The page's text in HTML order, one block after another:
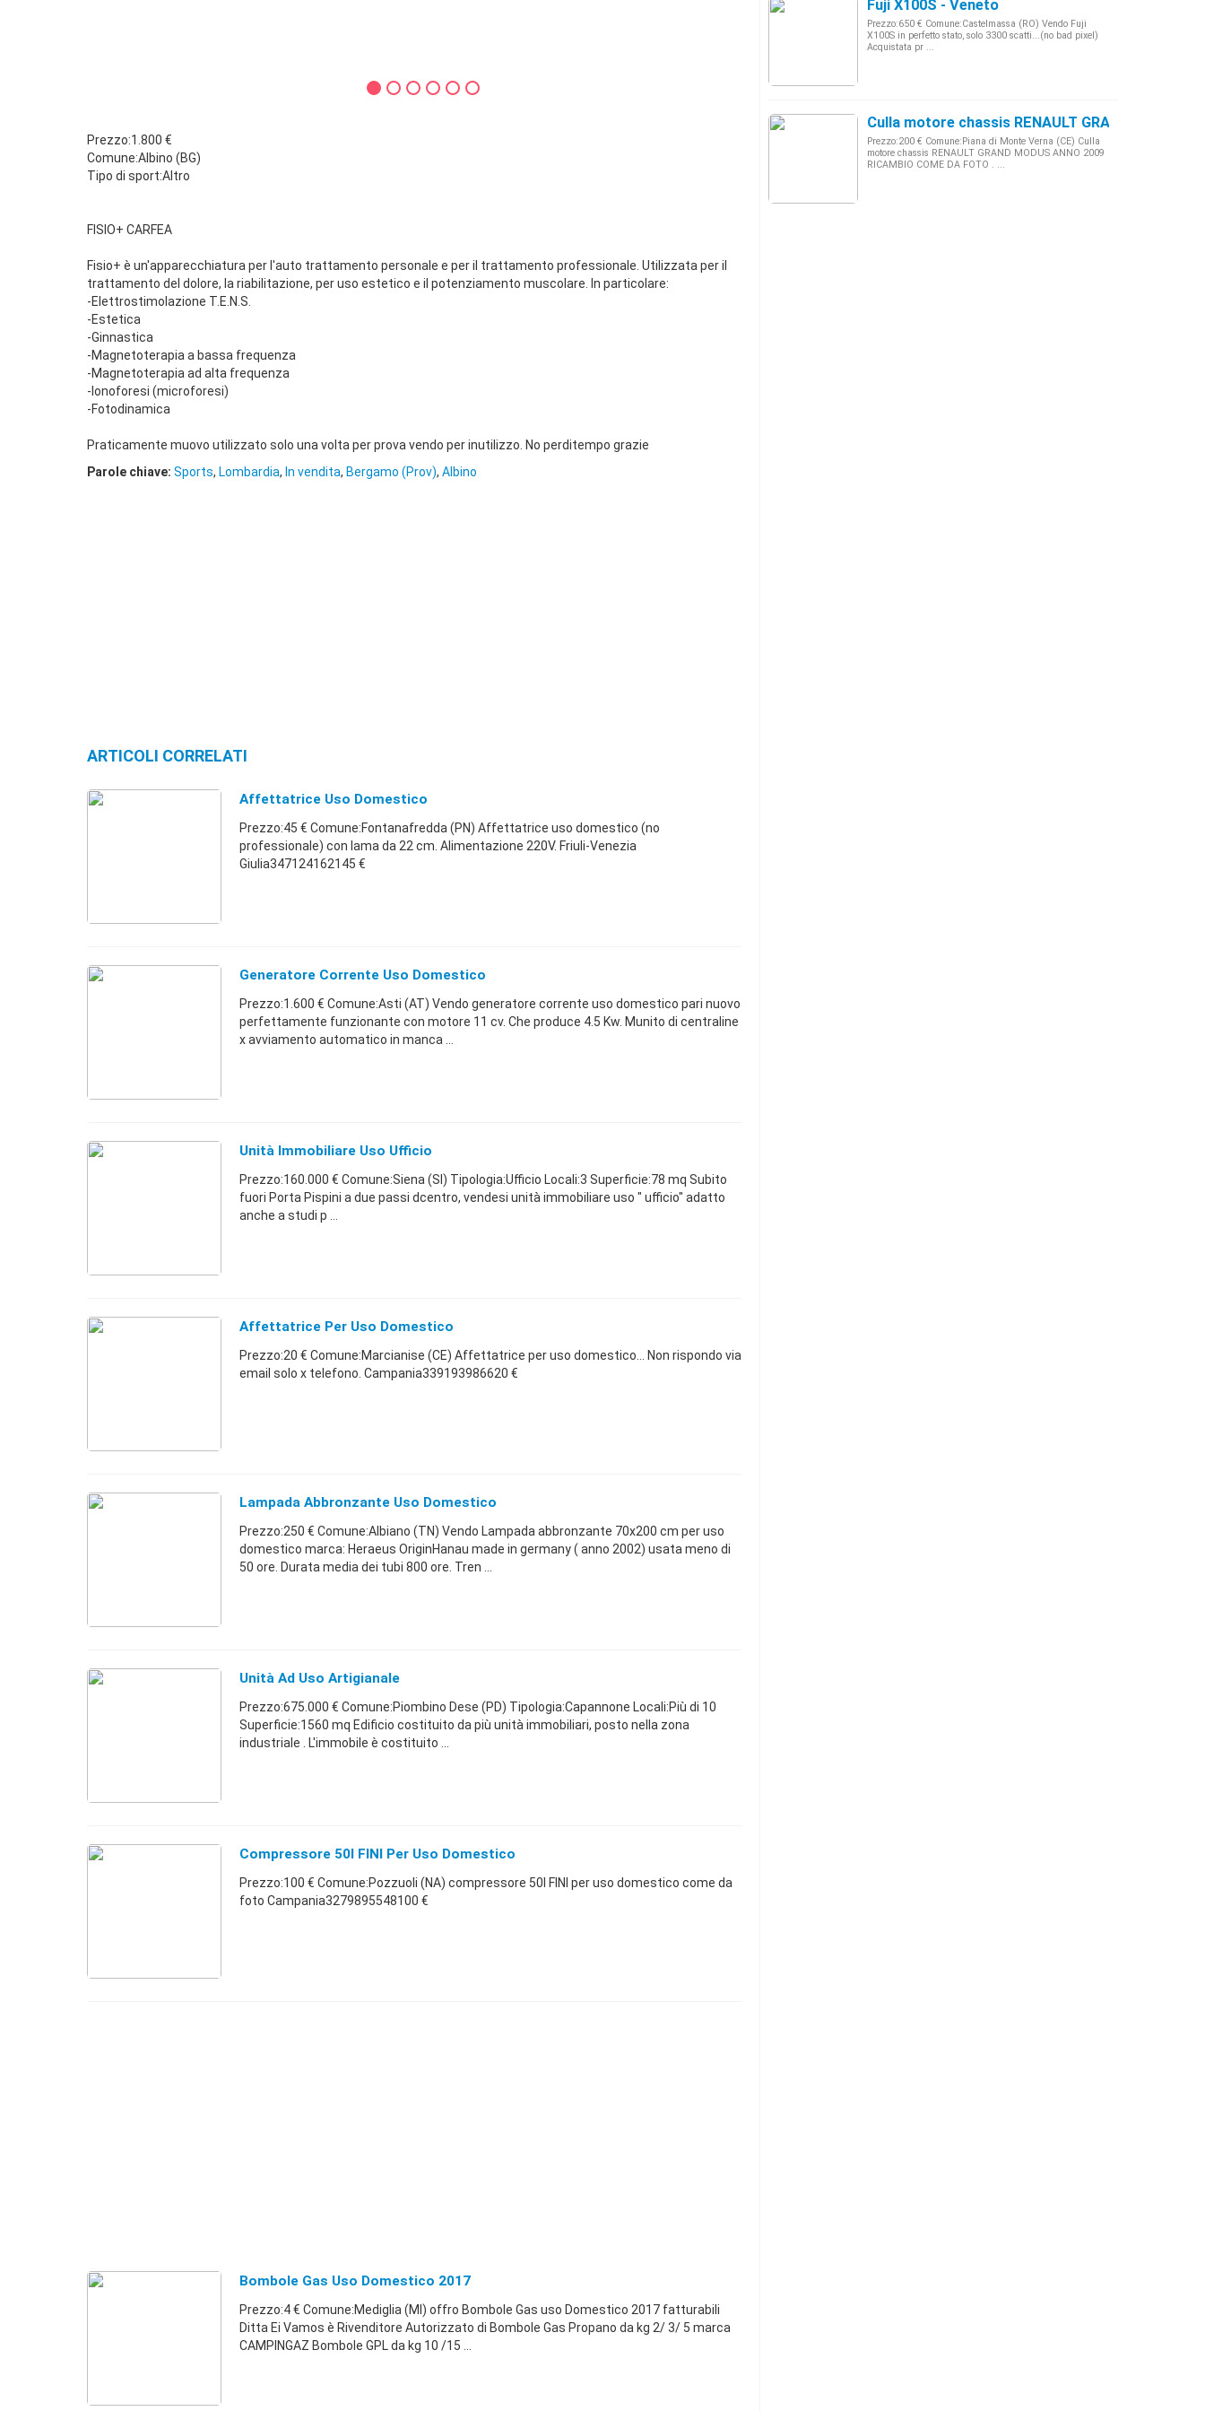
Prezzo:1.800 €
Comune:Albino (BG)
Tipo di sport:Altro
FISIO+ CARFEA
Fisio+ è un'apparecchiatura per l'auto trattamento personale e per il trattamento professionale. Utilizzata per il
trattamento del dolore, la riabilitazione, per uso estetico e il potenziamento muscolare. In particolare:
-Elettrostimolazione T.E.N.S.
-Estetica
-Ginnastica
-Magnetoterapia a bassa frequenza
-Magnetoterapia ad alta frequenza
-Ionoforesi (microforesi)
-Fotodinamica
Praticamente muovo utilizzato solo una volta per prova vendo per inutilizzo. No perditempo grazie
Parole chiave: Sports, Lombardia, In vendita, Bergamo (Prov), Albino
ARTICOLI CORRELATI
Affettatrice Uso Domestico
Prezzo:45 € Comune:Fontanafredda (PN) Affettatrice uso domestico (no
professionale) con lama da 22 cm. Alimentazione 220V. Friuli-Venezia
Giulia347124162145 €
Generatore Corrente Uso Domestico
Prezzo:1.600 € Comune:Asti (AT) Vendo generatore corrente uso domestico pari nuovo
perfettamente funzionante con motore 11 cv. Che produce 4.5 Kw. Munito di centraline
x avviamento automatico in manca ...
Unità Immobiliare Uso Ufficio
Prezzo:160.000 € Comune:Siena (SI) Tipologia:Ufficio Locali:3 Superficie:78 mq Subito
fuori Porta Pispini a due passi dcentro, vendesi unità immobiliare uso " ufficio" adatto
anche a studi p ...
Affettatrice Per Uso Domestico
Prezzo:20 € Comune:Marcianise (CE) Affettatrice per uso domestico... Non rispondo via
email solo x telefono. Campania339193986620 €
Lampada Abbronzante Uso Domestico
Prezzo:250 € Comune:Albiano (TN) Vendo Lampada abbronzante 70x200 cm per uso
domestico marca: Heraeus OriginHanau made in germany ( anno 2002) usata meno di
50 ore. Durata media dei tubi 800 ore. Tren ...
Unità Ad Uso Artigianale
Prezzo:675.000 € Comune:Piombino Dese (PD) Tipologia:Capannone Locali:Più di 10
Superficie:1560 mq Edificio costituito da più unità immobiliari, posto nella zona
industriale . L'immobile è costituito ...
Compressore 50l FINI Per Uso Domestico
Prezzo:100 € Comune:Pozzuoli (NA) compressore 50l FINI per uso domestico come da
foto Campania3279895548100 €
Bombole Gas Uso Domestico 2017
Prezzo:4 € Comune:Mediglia (MI) offro Bombole Gas uso Domestico 2017 fatturabili
Ditta Ei Vamos è Rivenditore Autorizzato di Bombole Gas Propano da kg 2/ 3/ 5 marca
CAMPINGAZ Bombole GPL da kg 10 /15 ...
Fuji X100S - Veneto
Prezzo:650 € Comune:Castelmassa (RO) Vendo Fuji
X100S in perfetto stato, solo 3300 scatti...(no bad pixel)
Acquistata pr ...
Culla motore chassis RENAULT GRAND MODUS
Prezzo:200 € Comune:Piana di Monte Verna (CE) Culla
motore chassis RENAULT GRAND MODUS ANNO 2009
RICAMBIO COME DA FOTO . ...